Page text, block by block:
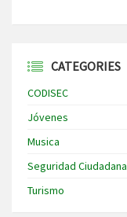
CATEGORIES
CODISEC
Jóvenes
Musica
Seguridad Ciudadana
Turismo